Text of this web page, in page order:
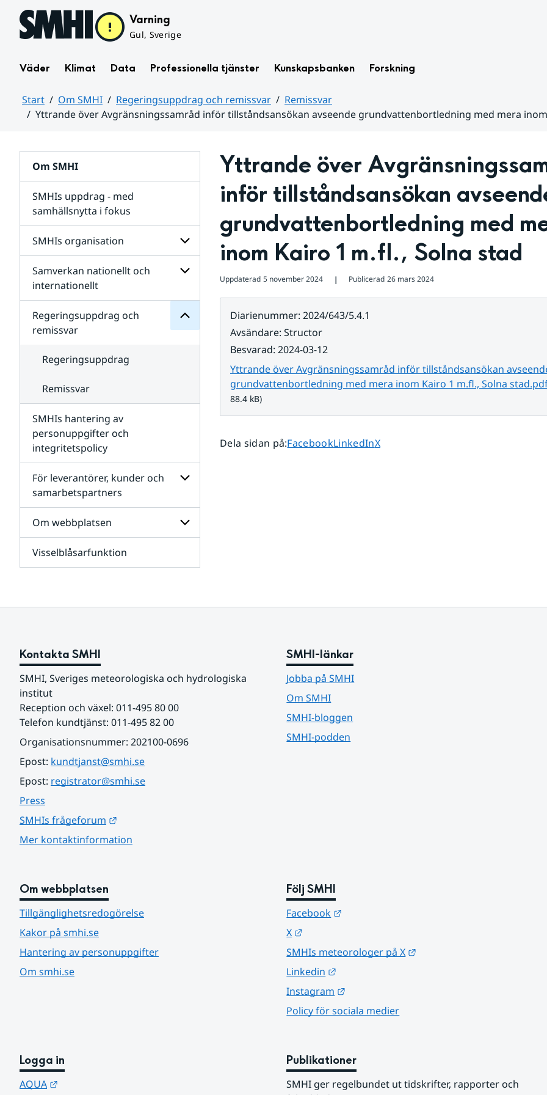
Hoppa till sidans innehåll Varning
Gul, Sverige
Väder Klimat Data Professionella tjänster Kunskapsbanken Forskning
Start Om SMHI Regeringsuppdrag och remissvar
Remissvar
Yttrande över Avgränsningssamråd inför tillståndsansökan avseende grundvattenbortledning med mera
Om SMHI
SMHIs uppdrag - med
samhällsnytta i fokus
SMHIs organisation
Undersidor
Samverkan nationellt och
internationellt
Undersidor
för
internationellt
Regeringsuppdrag och
remissvar
för
Regeringsuppdrag
remissvar
Regeringsuppdrag
Remissvar
SMHIs hantering av
personuppgifter och
integritetspolicy
För leverantörer, kunder och
samarbetspartners
Undersidor
för
och
Om webbplatsen
för
Visselblåsarfunktion
Yttrande över
inför tillståndsansökan
grundvattenbortledning med
inom Kairo 1 m.fl., Solna stad
Uppdaterad 5 november 2024 ❘ Publicerad 26 mars 2024
Diarienummer: 2024/643/5.4.1
Avsändare: Structor
Besvarad: 2024-03-12
Yttrande över Avgränsningssamråd inför tillståndsansökan
grundvattenbortledning med mera inom Kairo 1 m.fl., Solna
88.4 kB)
Dela sidan på:Dela sidan på
FacebookDela sidan på
LinkedInDela sidan på
X
Kontakta SMHI
SMHI, Sveriges meteorologiska och hydrologiska
institut
Reception och växel: 011-495 80 00
Telefon kundtjänst: 011-495 82 00
Organisationsnummer: 202100-0696
Epost: kundtjanst@smhi.se
Epost: registrator@smhi.se
Press
SMHIs frågeforum
Mer kontaktinformation
SMHI-länkar
Jobba på SMHI
Om SMHI
SMHI-bloggen
SMHI-podden
Om webbplatsen
Tillgänglighetsredogörelse
Kakor på smhi.se
Hantering av personuppgifter
Om smhi.se
Följ SMHI
Facebook
X
SMHIs meteorologer på X
Linkedin
Instagram
Policy för sociala medier
Logga in
AQUA
Publikationer
SMHI ger regelbundet ut tidskrifter, rapporter och